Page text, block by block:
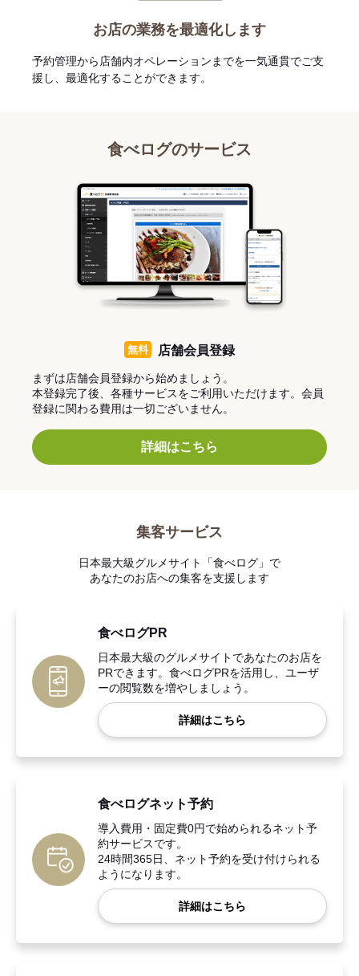
お店の業務を最適化します
予約管理から店舗内オペレーションまでを一気通貫でご支
援し、最適化することができます。
食べログのサービス
無料 店舗会員登録
まずは店舗会員登録から始めましょう。
本登録完了後、各種サービスをご利用いただけます。会員
登録に関わる費用は一切ございません。
詳細はこちら
集客サービス
日本最大級グルメサイト「食べログ」で
あなたのお店への集客を支援します
食べログPR
日本最大級のグルメサイトであなたのお店を
PRできます。食べログPRを活用し、ユーザ
ーの閲覧数を増やしましょう。
詳細はこちら
食べログネット予約
導入費用・固定費0円で始められるネット予
約サービスです。
24時間365日、ネット予約を受け付けられる
ようになります。
詳細はこちら